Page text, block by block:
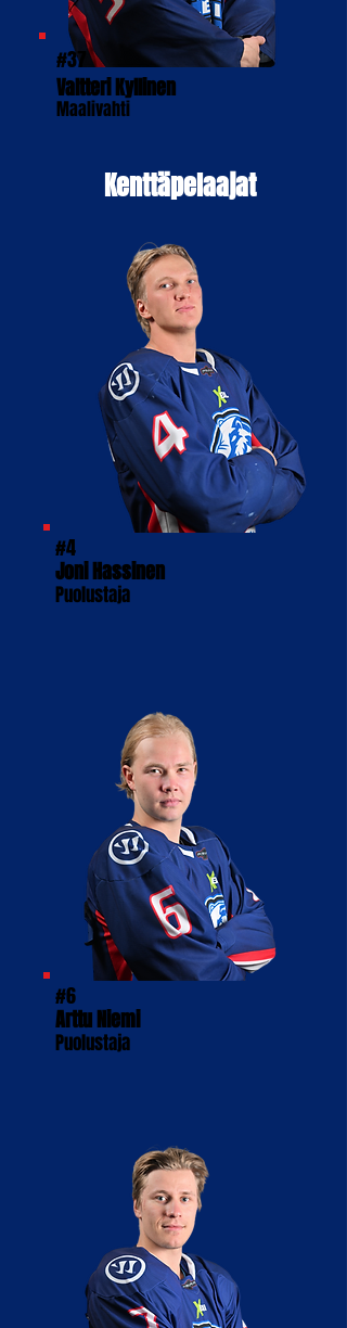
#37
Valtteri Kyllinen
Maalivahti
Kenttäpelaajat
#4
Joni Hassinen
Puolustaja
#6
Arttu Niemi
Puolustaja